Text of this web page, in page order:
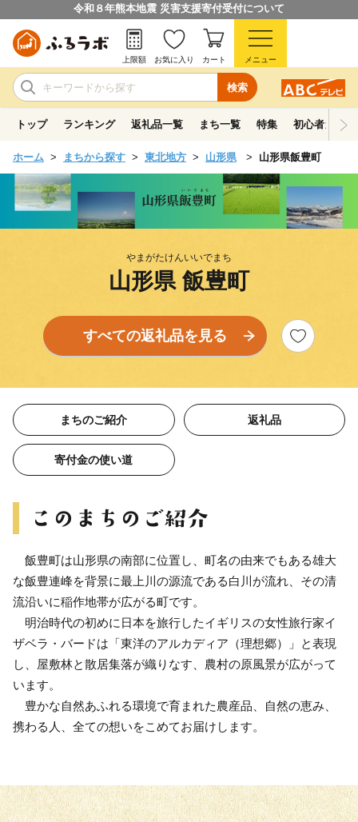
令和８年熊本地震 災害支援寄付受付について
検索
上限額 お気に入り カート メニュー
トップ ランキング 返礼品一覧 まち一覧 特集 初心者ガイド
ホーム まちから探す 東北地方 山形県 山形県飯豊町
やまがたけんいいでまち
山形県 飯豊町
すべての返礼品を見る
まちのご紹介 返礼品
寄付金の使い道
飯豊町は山形県の南部に位置し、町名の由来でもある雄大
な飯豊連峰を背景に最上川の源流である白川が流れ、その清
流沿いに稲作地帯が広がる町です。
明治時代の初めに日本を旅行したイギリスの女性旅行家イ
ザベラ・バードは「東洋のアルカディア（理想郷）」と表現
し、屋敷林と散居集落が織りなす、農村の原風景が広がって
います。
豊かな自然あふれる環境で育まれた農産品、自然の恵み、
携わる人、全ての想いをこめてお届けします。